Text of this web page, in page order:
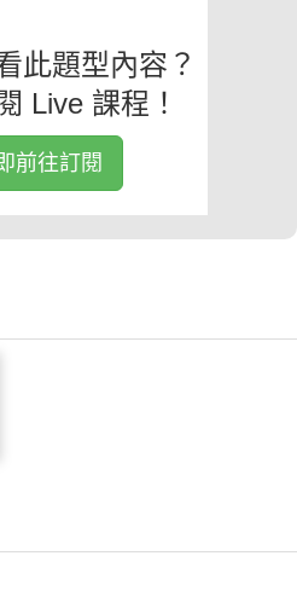
此題型內容？
Live 課程！
前往訂閱